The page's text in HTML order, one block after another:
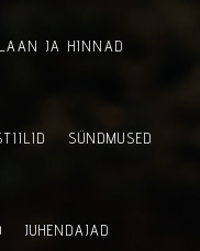
JA HINNAD
SÜNDMUSED
JUHENDAJAD